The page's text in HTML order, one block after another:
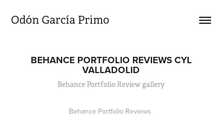
Odón García Primo
BEHANCE PORTFOLIO REVIEWS CYL
VALLADOLID
Behance Portfolio Review gallery
Behance Portfolio Reviews